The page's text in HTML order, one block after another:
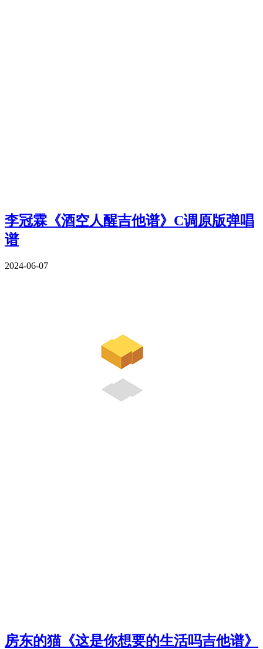
李冠霖《酒空人醒吉他谱》C调原版弹唱
谱
2024-06-07
房东的猫《这是你想要的生活吗吉他谱》